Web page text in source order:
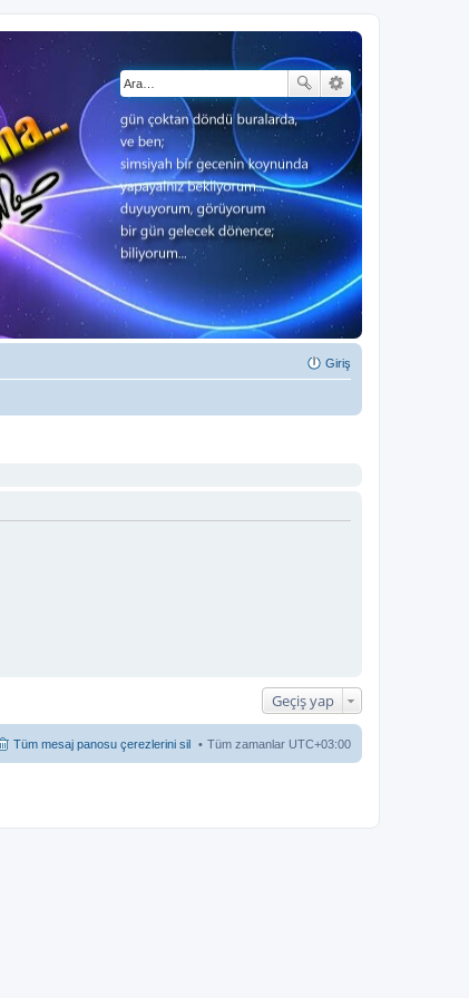
Giriş
Geçiş yap
Tüm zamanlar UTC+03:00
Tüm mesaj panosu çerezlerini sil